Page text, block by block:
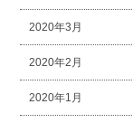
2020年3月
2020年2月
2020年1月